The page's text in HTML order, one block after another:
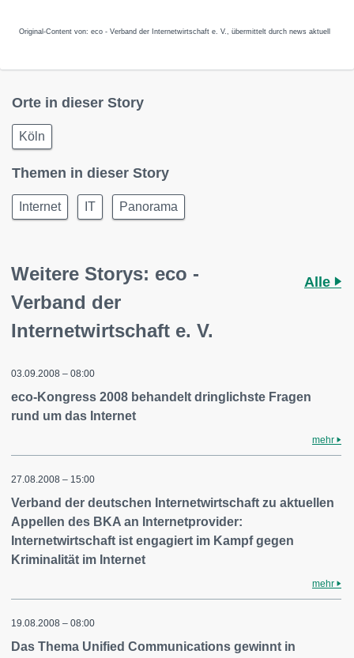
Original-Content von: eco - Verband der Internetwirtschaft e. V., übermittelt durch news aktuell
Orte in dieser Story
Köln
Themen in dieser Story
Internet IT Panorama
Weitere Storys: eco -
Verband der
Internetwirtschaft e. V.
Alle
03.09.2008 – 08:00
eco-Kongress 2008 behandelt dringlichste Fragen
rund um das Internet
mehr
27.08.2008 – 15:00
Verband der deutschen Internetwirtschaft zu aktuellen
Appellen des BKA an Internetprovider:
Internetwirtschaft ist engagiert im Kampf gegen
Kriminalität im Internet
mehr
19.08.2008 – 08:00
Das Thema Unified Communications gewinnt in